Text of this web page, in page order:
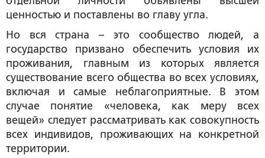
ценностью и поставлены во главу угла.
Но вся страна – это сообщество людей, а
государство призвано обеспечить условия их
проживания, главным из которых является
существование всего общества во всех условиях,
включая и самые неблагоприятные. В этом
случае понятие «человека, как меру всех
вещей» следует рассматривать как совокупность
всех индивидов, проживающих на конкретной
территории.